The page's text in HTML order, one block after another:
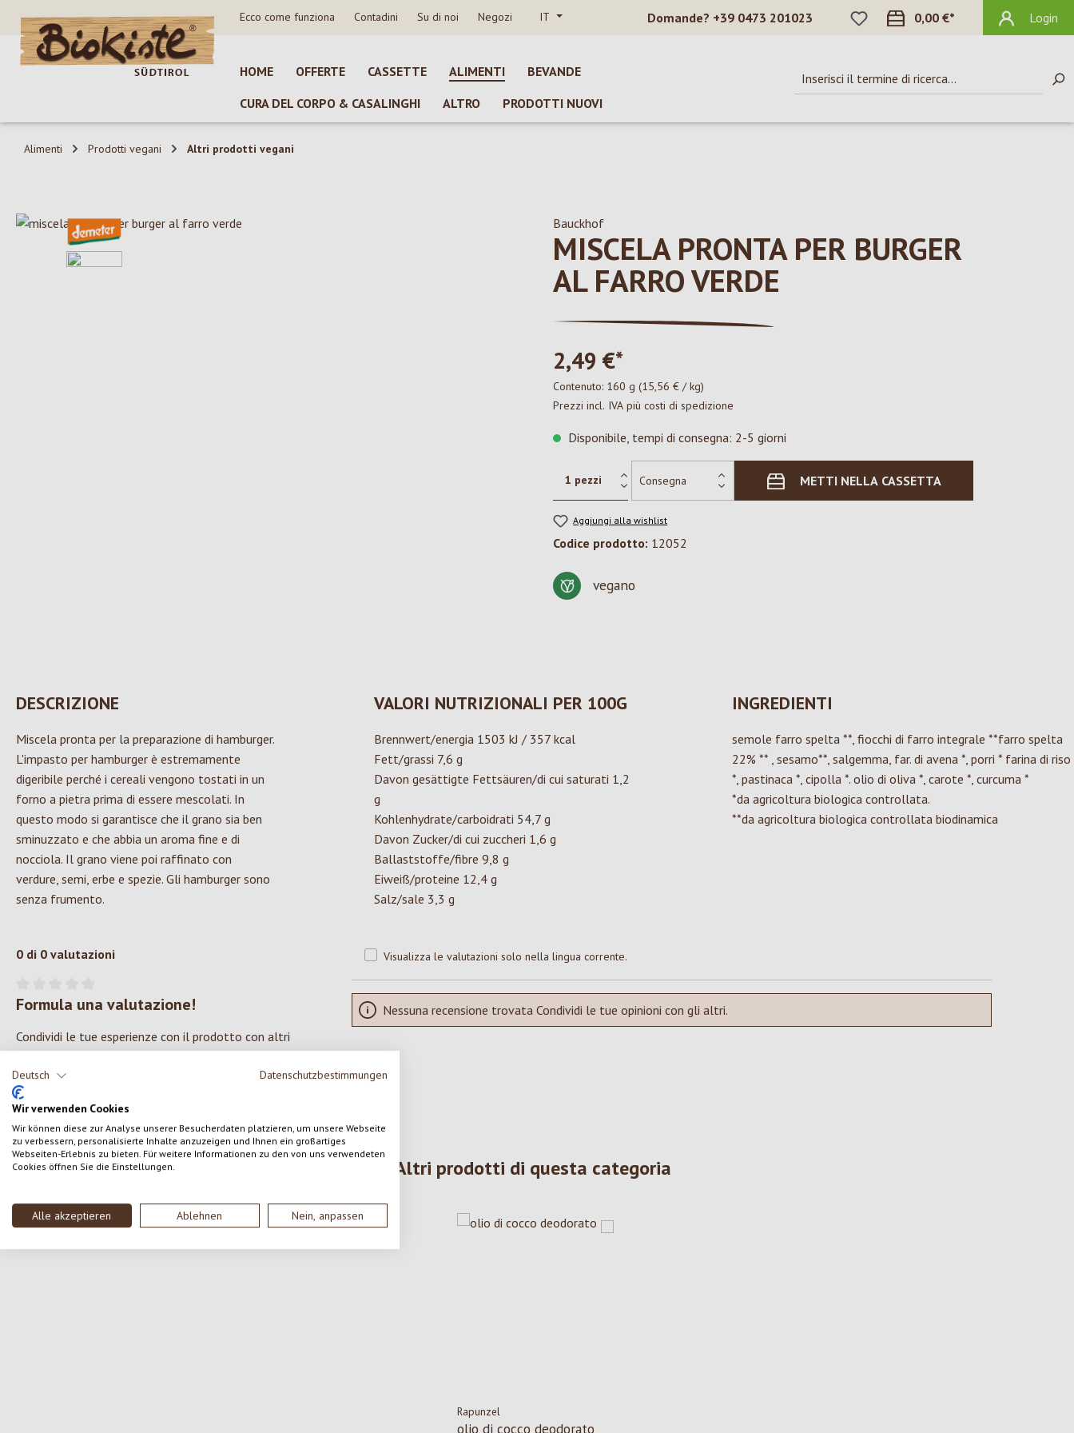
Deutsch Datenschutzbestimmungen
Wir verwenden Cookies
Wir können diese zur Analyse unserer Besucherdaten platzieren, um unsere Webseite
zu verbessern, personalisierte Inhalte anzuzeigen und Ihnen ein großartiges
Webseiten-Erlebnis zu bieten. Für weitere Informationen zu den von uns verwendeten
Cookies öffnen Sie die Einstellungen.
Alle akzeptieren Ablehnen Nein, anpassen
al contenuto principale
Salta alla ricerca
Passa alla navigazione principale Ecco come funziona Contadini Su di noi Negozi IT Domande? +39 0473 201023
HAI 0 ARTICOLI NELLA LISTA DEI
0,00 €* Login
HOME OFFERTE CASSETTE ALIMENTI
BEVANDE
CURA DEL CORPO & CASALINGHI
ALTRO PRODOTTI NUOVI
Alimenti Prodotti vegani Altri prodotti vegani
Salta la galleria di immagini Bauckhof
MISCELA PRONTA PER BURGER
AL FARRO VERDE
2,49 €*
Contenuto: 160 g (15,56 € / kg)
Prezzi incl. IVA più costi di spedizione
Disponibile, tempi di consegna: 2-5 giorni
METTI NELLA CASSETTA
Aggiungi alla wishlist
Codice prodotto: 12052
vegano
DESCRIZIONE
Miscela pronta per la preparazione di hamburger.
L'impasto per hamburger è estremamente
digeribile perché i cereali vengono tostati in un
forno a pietra prima di essere mescolati. In
questo modo si garantisce che il grano sia ben
sminuzzato e che abbia un aroma fine e di
nocciola. Il grano viene poi raffinato con
verdure, semi, erbe e spezie. Gli hamburger sono
senza frumento.
VALORI NUTRIZIONALI PER 100G
Brennwert/energia 1503 kJ / 357 kcal
Fett/grassi 7,6 g
Davon gesättigte Fettsäuren/di cui saturati 1,2
g
Kohlenhydrate/carboidrati 54,7 g
Davon Zucker/di cui zuccheri 1,6 g
Ballaststoffe/fibre 9,8 g
Eiweiß/proteine 12,4 g
Salz/sale 3,3 g
INGREDIENTI
semole farro spelta **, fiocchi di farro integrale **farro spelta
22% ** , sesamo**, salgemma, far. di avena *, porri * farina di riso
*, pastinaca *, cipolla *. olio di oliva *, carote *, curcuma *
*da agricoltura biologica controllata.
**da agricoltura biologica controllata biodinamica
0 di 0 valutazioni
Valutazione media di 0 su 5 stelle
Formula una valutazione!
Condividi le tue esperienze con il prodotto con altri
Visualizza le valutazioni solo nella lingua corrente.
Nessuna recensione trovata Condividi le tue opinioni con gli altri.
Altri prodotti di questa categoria
Salta la galleria dei prodotti
Rapunzel
olio di cocco deodorato